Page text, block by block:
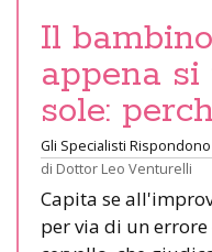
Il
appena
sole:
Gli Specialisti Rispondono
di Dottor Leo Venturelli
Capita se
per via di un